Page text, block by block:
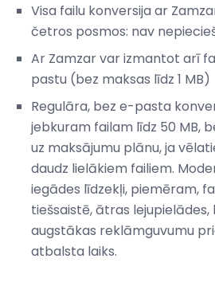
Visa failu konversija ar
četros posmos: nav
Ar Zamzar var izmantot arī
pastu (bez maksas līdz 1 MB)
Regulāra, bez e-pasta
jebkuram failam līdz 50 MB,
uz maksājumu plānu, ja
daudz lielākiem failiem.
iegādes līdzekļi, piemēram,
tiešsaistē, ātras
augstākas reklāmguvumu
atbalsta laiks.